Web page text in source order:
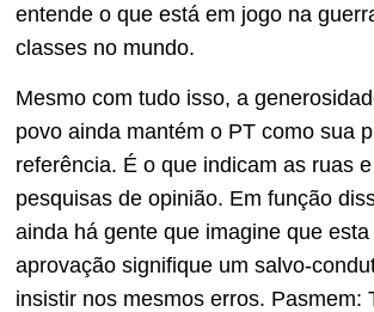
entende o que está em jogo na
classes no mundo.
Mesmo com tudo isso, a
povo ainda mantém o PT como sua
referência. É o que indicam as ruas
pesquisas de opinião. Em função
ainda há gente que imagine que esta
aprovação signifique um salvo-
insistir nos mesmos erros. Pasmem: